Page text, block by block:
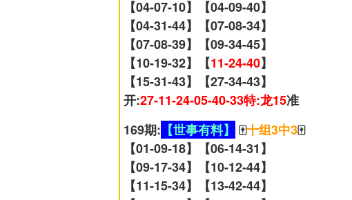
【04-07-10】【04-09-40】
【04-31-44】【07-08-34】
【07-08-39】【09-34-45】
【10-19-32】【11-24-40】
【15-31-43】【27-34-43】
开:27-11-24-05-40-33特:龙15准
169期: 【世事有料】 🀄十组3中3🀄
【01-09-18】【06-14-31】
【09-17-34】【10-12-44】
【11-15-34】【13-42-44】